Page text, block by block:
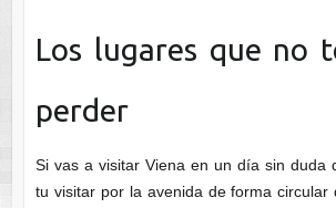
Los lugares que no
perder
Si vas a visitar Viena en un día sin duda
tu visitar por la avenida de forma circular